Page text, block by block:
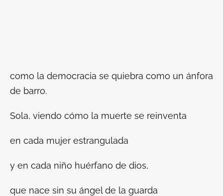
como la democracia se quiebra como un ánfora
de barro.
Sola, viendo cómo la muerte se reinventa
en cada mujer estrangulada
y en cada niño huérfano de dios,
que nace sin su ángel de la guarda